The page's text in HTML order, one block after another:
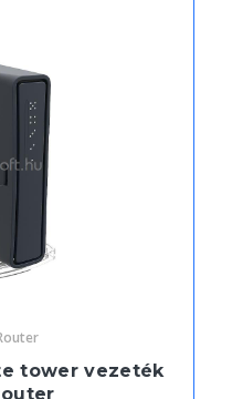
tower vezeték